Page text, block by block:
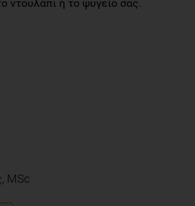
ντουλάπι ή το ψυγείο σας.
MSc